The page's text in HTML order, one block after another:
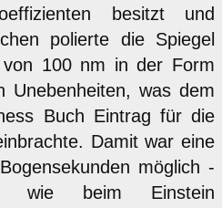
besitzt und
polierte die Spiegel
100 nm in der Form
Unebenheiten, was dem
Buch Eintrag für die
Damit war eine
möglich -
wie beim Einstein